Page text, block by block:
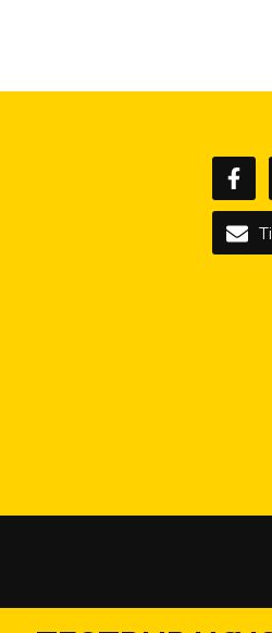
på folkehøjskoler